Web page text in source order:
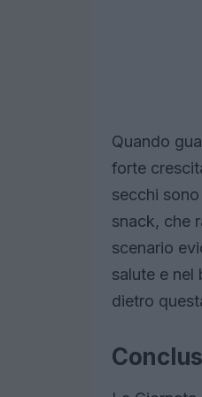
Quando
forte
secchi
snack, che
scenario
salute e nel
dietro